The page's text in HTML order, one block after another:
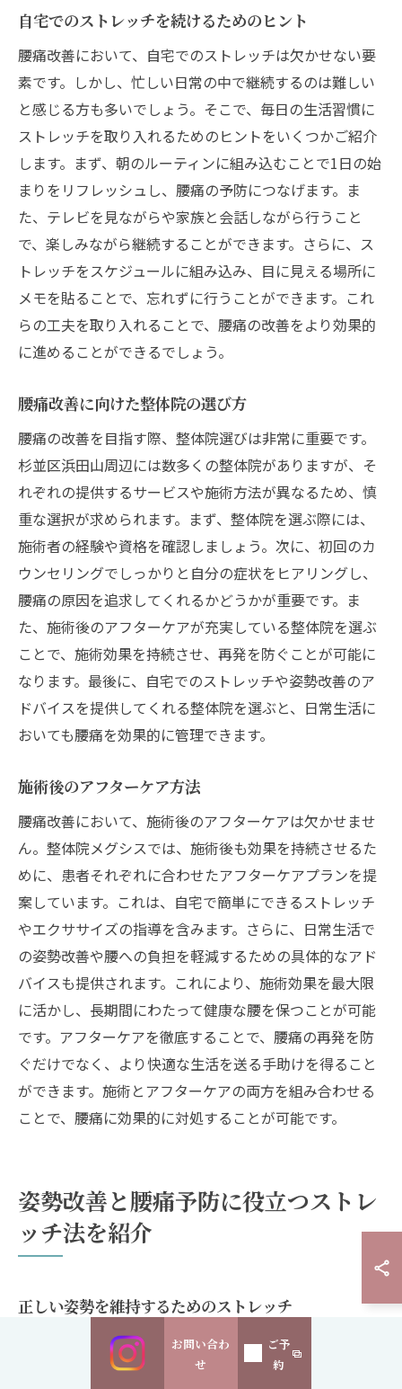
自宅でのストレッチを続けるためのヒント
腰痛改善において、自宅でのストレッチは欠かせない要
素です。しかし、忙しい日常の中で継続するのは難しい
と感じる方も多いでしょう。そこで、毎日の生活習慣に
ストレッチを取り入れるためのヒントをいくつかご紹介
します。まず、朝のルーティンに組み込むことで1日の始
まりをリフレッシュし、腰痛の予防につなげます。ま
た、テレビを見ながらや家族と会話しながら行うこと
で、楽しみながら継続することができます。さらに、ス
トレッチをスケジュールに組み込み、目に見える場所に
メモを貼ることで、忘れずに行うことができます。これ
らの工夫を取り入れることで、腰痛の改善をより効果的
に進めることができるでしょう。
腰痛改善に向けた整体院の選び方
腰痛の改善を目指す際、整体院選びは非常に重要です。
杉並区浜田山周辺には数多くの整体院がありますが、そ
れぞれの提供するサービスや施術方法が異なるため、慎
重な選択が求められます。まず、整体院を選ぶ際には、
施術者の経験や資格を確認しましょう。次に、初回のカ
ウンセリングでしっかりと自分の症状をヒアリングし、
腰痛の原因を追求してくれるかどうかが重要です。ま
た、施術後のアフターケアが充実している整体院を選ぶ
ことで、施術効果を持続させ、再発を防ぐことが可能に
なります。最後に、自宅でのストレッチや姿勢改善のア
ドバイスを提供してくれる整体院を選ぶと、日常生活に
おいても腰痛を効果的に管理できます。
施術後のアフターケア方法
腰痛改善において、施術後のアフターケアは欠かせませ
ん。整体院メグシスでは、施術後も効果を持続させるた
めに、患者それぞれに合わせたアフターケアプランを提
案しています。これは、自宅で簡単にできるストレッチ
やエクササイズの指導を含みます。さらに、日常生活で
の姿勢改善や腰への負担を軽減するための具体的なアド
バイスも提供されます。これにより、施術効果を最大限
に活かし、長期間にわたって健康な腰を保つことが可能
です。アフターケアを徹底することで、腰痛の再発を防
ぐだけでなく、より快適な生活を送る手助けを得ること
ができます。施術とアフターケアの両方を組み合わせる
ことで、腰痛に効果的に対処することが可能です。
姿勢改善と腰痛予防に役立つストレ
ッチ法を紹介
正しい姿勢を維持するためのストレッチ
腰痛の予防や改善には、日常生活で正しい姿勢を維持す
ることが不可欠です。特にデスクワークが多い方には、
お問い合わ
せ
ご予
約